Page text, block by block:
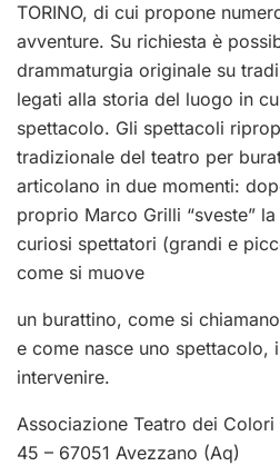
TORINO, di cui propone
avventure. Su richiesta è
drammaturgia originale su
legati alla storia del luogo in
spettacolo. Gli spettacoli
tradizionale del teatro per
articolano in due momenti:
proprio Marco Grilli “sveste”
curiosi spettatori (grandi e
come si muove
un burattino, come si
e come nasce uno spettacolo,
intervenire.
Associazione Teatro dei Colori
45 – 67051 Avezzano (Aq)